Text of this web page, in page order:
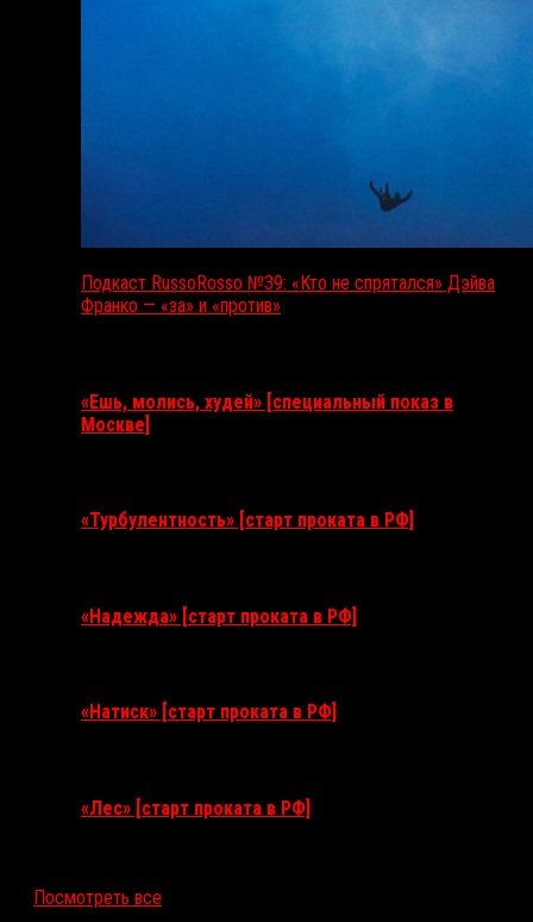
Подкаст RussoRosso №39: «Кто не спрятался» Дэйва
Франко — «за» и «против»
«Ешь, молись, худей» [специальный показ в
Москве]
«Турбулентность» [старт проката в РФ]
«Надежда» [старт проката в РФ]
«Натиск» [старт проката в РФ]
«Лес» [старт проката в РФ]
Посмотреть все